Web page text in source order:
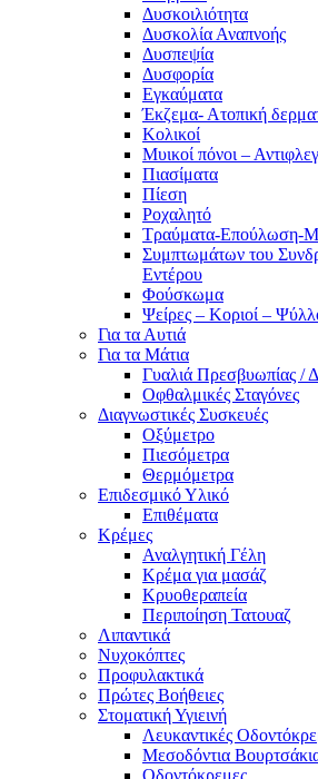
Δυσκοιλιότητα
Δυσκολία Αναπνοής
Δυσπεψία
Δυσφορία
Εγκαύματα
Έκζεμα- Ατοπική
Κολικοί
Μυικοί πόνοι –
Πιασίματα
Πίεση
Ροχαλητό
Τραύματα-Επούλωση-
Συμπτωμάτων του
Εντέρου
Φούσκωμα
Ψείρες – Κοριοί –
Για τα Αυτιά
Για τα Μάτια
Γυαλιά Πρεσβυωπίας /
Οφθαλμικές Σταγόνες
Διαγνωστικές Συσκευές
Οξύμετρο
Πιεσόμετρα
Θερμόμετρα
Επιδεσμικό Υλικό
Επιθέματα
Κρέμες
Αναλγητική Γέλη
Κρέμα για μασάζ
Κρυοθεραπεία
Περιποίηση Τατουαζ
Λιπαντικά
Νυχοκόπτες
Προφυλακτικά
Πρώτες Βοήθειες
Στοματική Υγιεινή
Λευκαντικές
Μεσοδόντια